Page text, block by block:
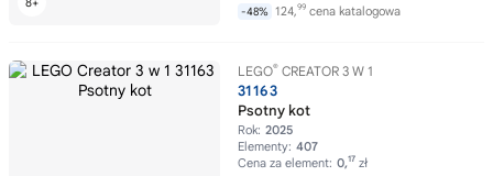
-48% 124,99 cena katalogowa
LEGO® CREATOR 3 W 1
31163
Psotny kot
Rok: 2025
Elementy: 407
Cena za element: 0,17 zł